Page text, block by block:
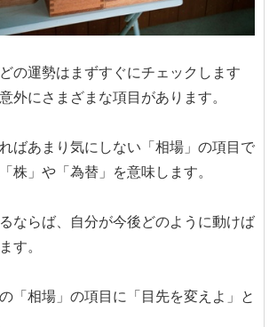
の運勢はまずすぐにチェックします
外にさまざまな項目があります。
ばあまり気にしない「相場」の項目で
株」や「為替」を意味します。
ならば、自分が今後どのように動けば
す。
「相場」の項目に「目先を変えよ」と